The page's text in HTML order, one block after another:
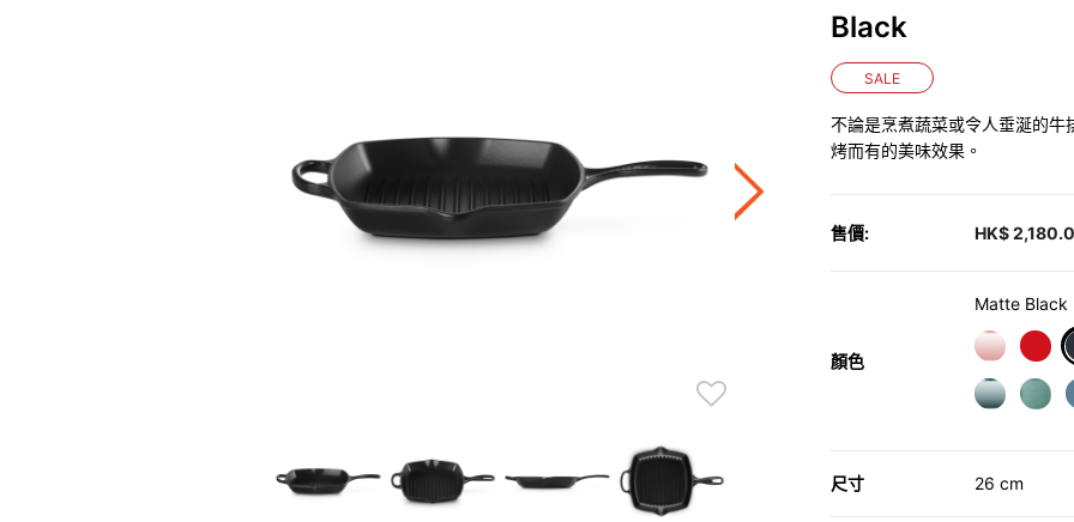
Black
SALE
不論是烹煮蔬菜或令人垂涎的
烤而有的美味效果。
售價: HK$
顏色
Matte Black
尺寸 26 cm